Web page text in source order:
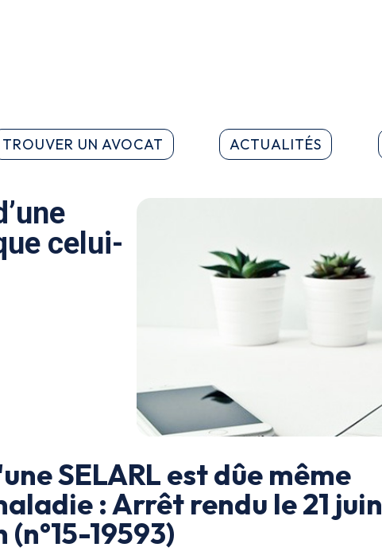
TROUVER UN AVOCAT ACTUALITÉS
celui-
SELARL est dûe même
: Arrêt rendu le 21 juin
19593)